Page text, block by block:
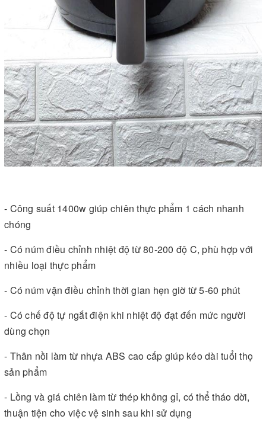
- Công suất 1400w giúp chiên thực phẩm 1 cách nhanh
chóng
- Có núm điều chỉnh nhiệt độ từ 80-200 độ C, phù hợp với
nhiều loại thực phẩm
- Có núm vặn điều chỉnh thời gian hẹn giờ từ 5-60 phút
- Có chế độ tự ngắt điện khi nhiệt độ đạt đến mức người
dùng chọn
- Thân nồi làm từ nhựa ABS cao cấp giúp kéo dài tuổi thọ
sản phẩm
- Lồng và giá chiên làm từ thép không gỉ, có thể tháo dời,
thuận tiện cho việc vệ sinh sau khi sử dụng